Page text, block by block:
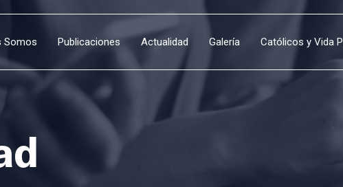
Somos Publicaciones Actualidad Galería Católicos y Vida